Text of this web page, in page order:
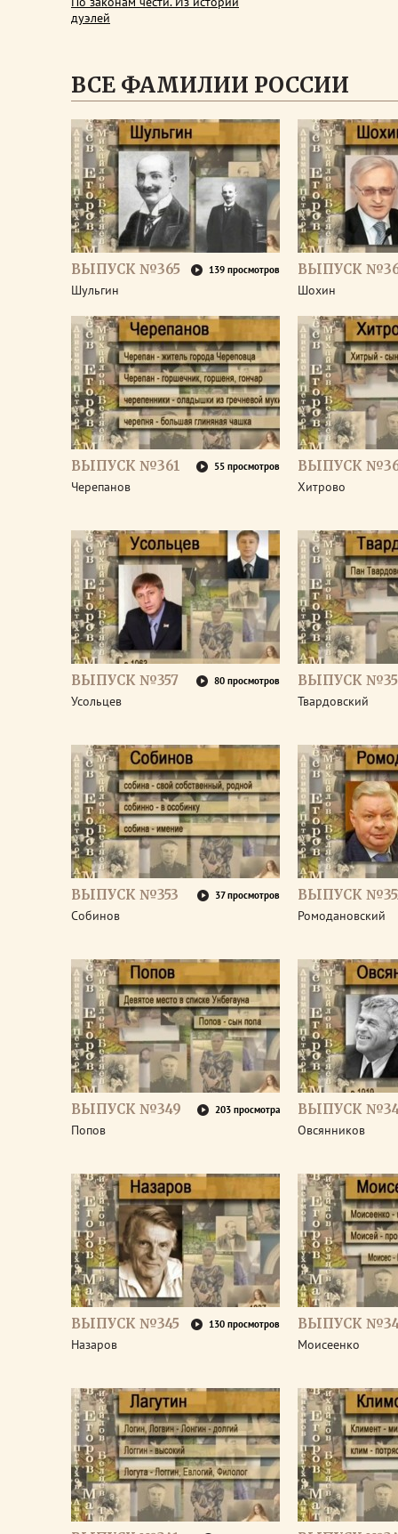
дуэлей
ВСЕ ФАМИЛИИ РОССИИ
ВЫПУСК №365 139 просмотров
Шульгин
ВЫПУСК
Шохин
ВЫПУСК №361 55 просмотров
Черепанов
ВЫПУСК
Хитрово
ВЫПУСК №357 80 просмотров
Усольцев
ВЫПУСК
Твардовский
ВЫПУСК №353 37 просмотров
Собинов
ВЫПУСК
Ромодановский
ВЫПУСК №349 203 просмотра
Попов
ВЫПУСК
Овсянников
ВЫПУСК №345 130 просмотров
Назаров
ВЫПУСК
Моисеенко